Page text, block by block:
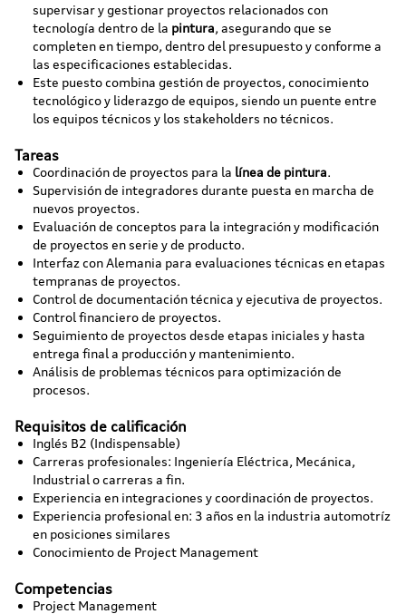
supervisar y gestionar proyectos relacionados con
tecnología dentro de la pintura, asegurando que se
completen en tiempo, dentro del presupuesto y conforme a
las especificaciones establecidas.
Este puesto combina gestión de proyectos, conocimiento
tecnológico y liderazgo de equipos, siendo un puente entre
los equipos técnicos y los stakeholders no técnicos.
Tareas
Coordinación de proyectos para la línea de pintura.
Supervisión de integradores durante puesta en marcha de
nuevos proyectos.
Evaluación de conceptos para la integración y modificación
de proyectos en serie y de producto.
Interfaz con Alemania para evaluaciones técnicas en etapas
tempranas de proyectos.
Control de documentación técnica y ejecutiva de proyectos.
Control financiero de proyectos.
Seguimiento de proyectos desde etapas iniciales y hasta
entrega final a producción y mantenimiento.
Análisis de problemas técnicos para optimización de
procesos.
Requisitos de calificación
Inglés B2 (Indispensable)
Carreras profesionales: Ingeniería Eléctrica, Mecánica,
Industrial o carreras a fin.
Experiencia en integraciones y coordinación de proyectos.
Experiencia profesional en: 3 años en la industria automotríz
en posiciones similares
Conocimiento de Project Management
Competencias
Project Management